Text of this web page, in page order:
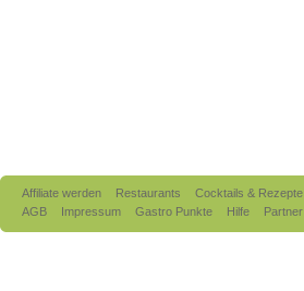
Affiliate werden Restaurants
Cocktails & Rezepte
AGB
Impressum Gastro Punkte Hilfe Partner